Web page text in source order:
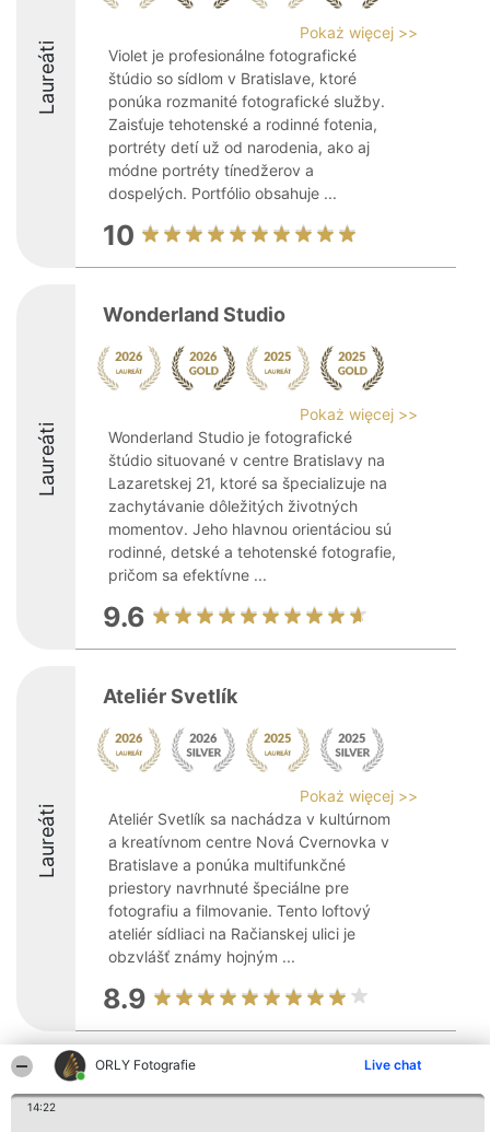
ORLY Fotografie Live chat
14:22
Laureáti
Pokaż więcej >>
Violet je profesionálne fotografické
štúdio so sídlom v Bratislave, ktoré
ponúka rozmanité fotografické služby.
Zaisťuje tehotenské a rodinné fotenia,
portréty detí už od narodenia, ako aj
módne portréty tínedžerov a
dospelých. Portfólio obsahuje ...
10
Laureáti
Wonderland Studio
Pokaż więcej >>
Wonderland Studio je fotografické
štúdio situované v centre Bratislavy na
Lazaretskej 21, ktoré sa špecializuje na
zachytávanie dôležitých životných
momentov. Jeho hlavnou orientáciou sú
rodinné, detské a tehotenské fotografie,
pričom sa efektívne ...
9.6
Laureáti
Ateliér Svetlík
Pokaż więcej >>
Ateliér Svetlík sa nachádza v kultúrnom
a kreatívnom centre Nová Cvernovka v
Bratislave a ponúka multifunkčné
priestory navrhnuté špeciálne pre
fotografiu a filmovanie. Tento loftový
ateliér sídliaci na Račianskej ulici je
obzvlášť známy hojným ...
8.9
Organizátor hodnotenia
o. sp. k.
Kontakt